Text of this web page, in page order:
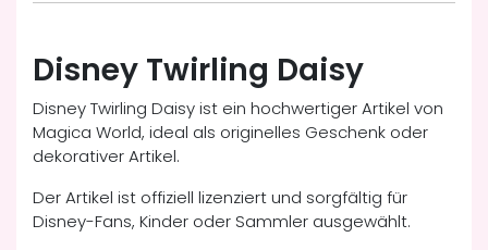
Disney Twirling Daisy
Disney Twirling Daisy ist ein hochwertiger Artikel von
Magica World, ideal als originelles Geschenk oder
dekorativer Artikel.
Der Artikel ist offiziell lizenziert und sorgfältig für
Disney-Fans, Kinder oder Sammler ausgewählt.